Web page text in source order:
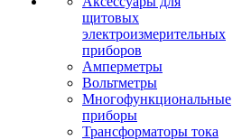
щитовых
электроизмерительных
приборов
Амперметры
Вольтметры
Многофункциональные
приборы
Трансформаторы тока